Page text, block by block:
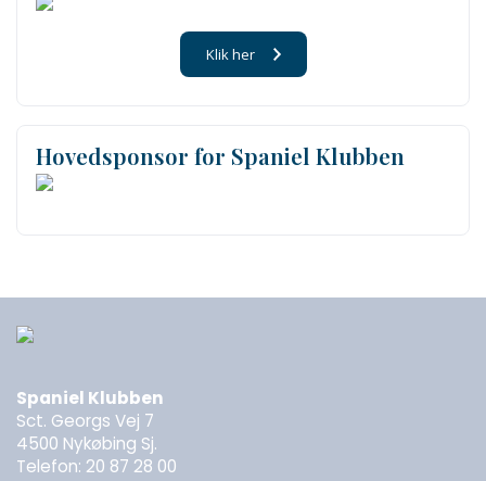
Klik her
Hovedsponsor for Spaniel Klubben
Spaniel Klubben
Sct. Georgs Vej 7
4500 Nykøbing Sj.
Telefon: 20 87 28 00